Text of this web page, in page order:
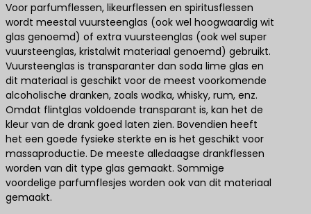
Voor parfumflessen, likeurflessen en spiritusflessen
wordt meestal vuursteenglas (ook wel hoogwaardig wit
glas genoemd) of extra vuursteenglas (ook wel super
vuursteenglas, kristalwit materiaal genoemd) gebruikt.
Vuursteenglas is transparanter dan soda lime glas en
dit materiaal is geschikt voor de meest voorkomende
alcoholische dranken, zoals wodka, whisky, rum, enz.
Omdat flintglas voldoende transparant is, kan het de
kleur van de drank goed laten zien. Bovendien heeft
het een goede fysieke sterkte en is het geschikt voor
massaproductie. De meeste alledaagse drankflessen
worden van dit type glas gemaakt. Sommige
voordelige parfumflesjes worden ook van dit materiaal
gemaakt.